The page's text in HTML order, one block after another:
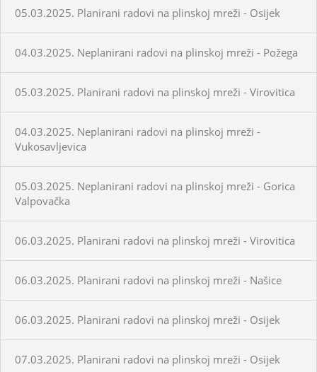
05.03.2025. Planirani radovi na plinskoj mreži - Osijek
04.03.2025. Neplanirani radovi na plinskoj mreži - Požega
05.03.2025. Planirani radovi na plinskoj mreži - Virovitica
04.03.2025. Neplanirani radovi na plinskoj mreži -
Vukosavljevica
05.03.2025. Neplanirani radovi na plinskoj mreži - Gorica
Valpovačka
06.03.2025. Planirani radovi na plinskoj mreži - Virovitica
06.03.2025. Planirani radovi na plinskoj mreži - Našice
06.03.2025. Planirani radovi na plinskoj mreži - Osijek
07.03.2025. Planirani radovi na plinskoj mreži - Osijek